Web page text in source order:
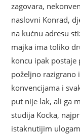
zagovara,
naslovni Konrad,
na kućnu adresu
majka ima toliko
koncu ipak
poželjno
konvencijama i
put nije lak, ali ga
studija Kocka,
istaknutijim